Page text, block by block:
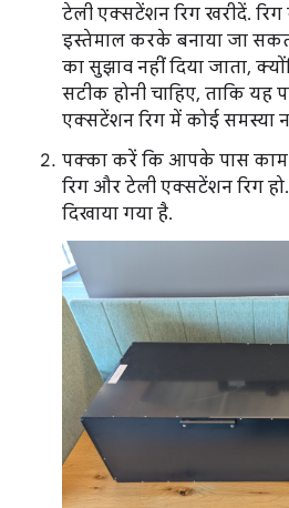
टेली एक्सटेंशन रिग खरीदें. रिग
इस्तेमाल करके बनाया जा
का सुझाव नहीं दिया जाता,
सटीक होनी चाहिए, ताकि
एक्सटेंशन रिग में कोई समस्या
पक्का करें कि आपके पास काम
रिग और टेली एक्सटेंशन रिग
दिखाया गया है.